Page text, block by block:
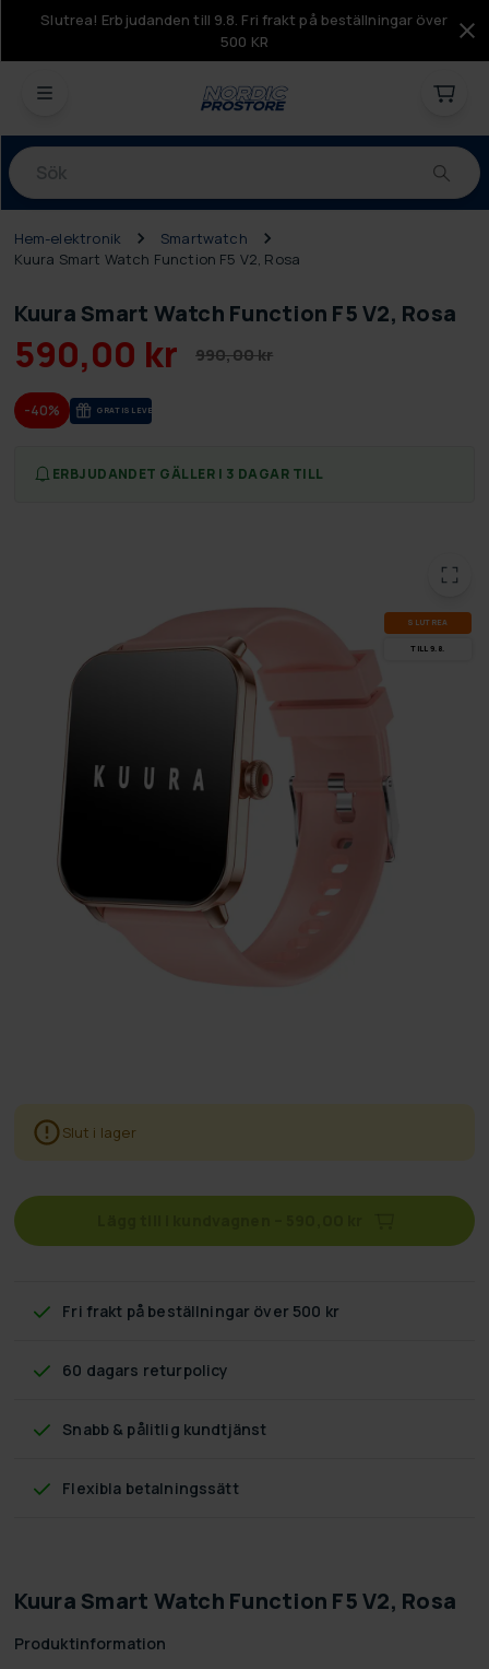
Slutrea! Erbjudanden till 9.8. Fri frakt på beställningar över
500 KR
Produkter
Hem-elektronik
Smartwatch
Kuura Smart Watch Function F5 V2, Rosa
Kuura Smart Watch Function F5 V2, Rosa
590,00 kr 990,00 kr
-40% GRA­TIS LE­VE­RANS
ERBJUDANDET GÄLLER I 3 DAGAR TILL
SLUT­REA
TILL 9.8.
Slut i lager
Fri frakt på beställningar över 500 kr
60 dagars returpolicy
Snabb & pålitlig kundtjänst
Flexibla betalningssätt
Kuura Smart Watch Function F5 V2, Rosa
Produktinformation